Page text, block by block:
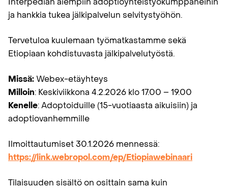
ja hankkia tukea jälkipalvelun selvitystyöhön.
Tervetuloa kuulemaan työmatkastamme sekä
Etiopiaan kohdistuvasta jälkipalvelutyöstä.
Missä:Webex-etäyhteys
Milloin: Keskiviikkona 4.2.2026 klo 17.00 – 19.00
Kenelle: Adoptoiduille (15-vuotiaasta aikuisiin) ja
adoptiovanhemmille
Ilmoittautumiset 30.1.2026 mennessä:
https://link.webropol.com/ep/Etiopiawebinaari
Tilaisuuden sisältö on osittain sama kuin